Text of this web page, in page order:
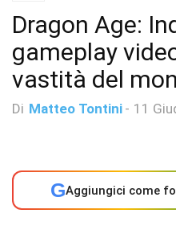
Dragon Age:
gameplay
vastità del
Di Matteo Tontini - 11
GAggiungici come